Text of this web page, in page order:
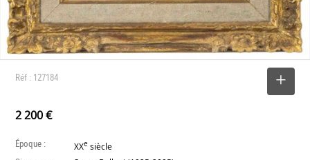
Réf : 127184
2 200 €
Époque : XXe siècle